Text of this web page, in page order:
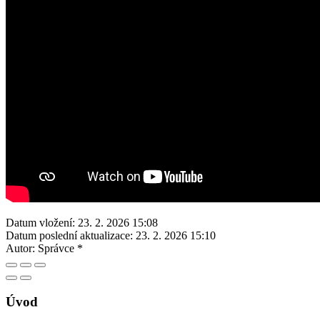
Datum vložení: 23. 2. 2026 15:08
Datum poslední aktualizace: 23. 2. 2026 15:10
Autor: Správce *
Úvod